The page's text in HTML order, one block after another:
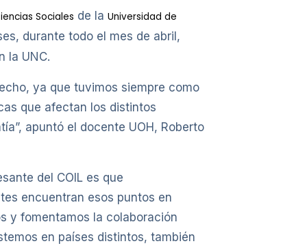
Sociales de la Universidad de
durante todo el mes de abril,
la UNC.
ya que tuvimos siempre como
que afectan los distintos
apuntó el docente UOH, Roberto
del COIL es que
encuentran esos puntos en
y fomentamos la colaboración
en países distintos, también